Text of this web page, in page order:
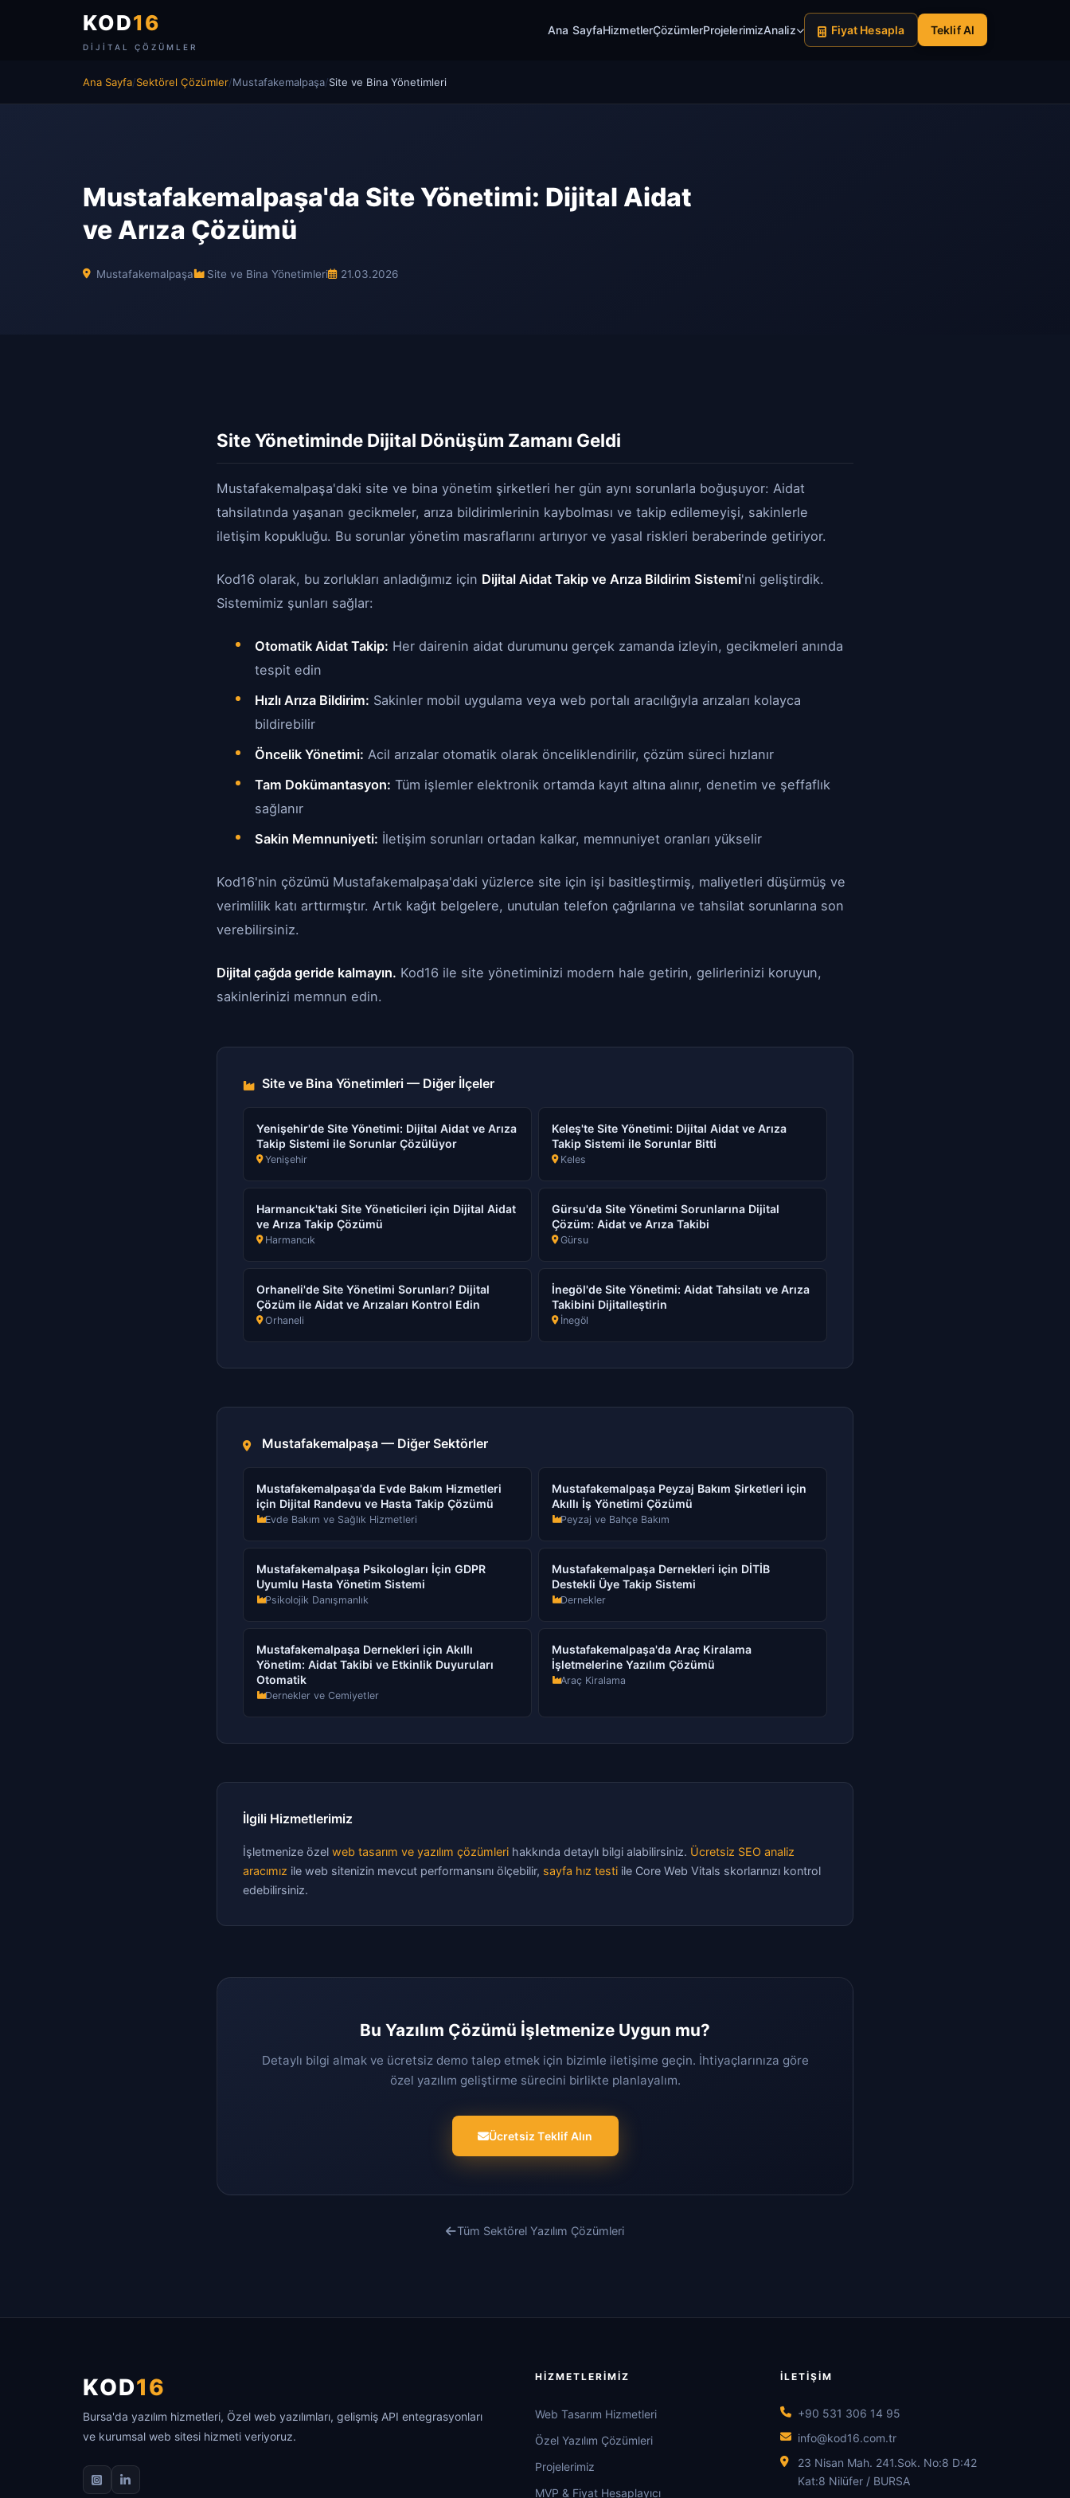
KOD16
DIJITAL ÇÖZÜMLER
Ana SayfaHizmetlerÇözümlerProjelerimizAnaliz Fiyat Hesapla Teklif Al
Ana Sayfa/Sektörel Çözümler/Mustafakemalpaşa/Site ve Bina Yönetimleri
Mustafakemalpaşa'da Site Yönetimi: Dijital Aidat
ve Arıza Çözümü
Mustafakemalpaşa Site ve Bina Yönetimleri 21.03.2026
Site Yönetiminde Dijital Dönüşüm Zamanı Geldi
Mustafakemalpaşa'daki site ve bina yönetim şirketleri her gün aynı sorunlarla boğuşuyor: Aidat
tahsilatında yaşanan gecikmeler, arıza bildirimlerinin kaybolması ve takip edilemeyişi, sakinlerle
iletişim kopukluğu. Bu sorunlar yönetim masraflarını artırıyor ve yasal riskleri beraberinde getiriyor.
Kod16 olarak, bu zorlukları anladığımız için Dijital Aidat Takip ve Arıza Bildirim Sistemi'ni geliştirdik.
Sistemimiz şunları sağlar:
Otomatik Aidat Takip: Her dairenin aidat durumunu gerçek zamanda izleyin, gecikmeleri anında
tespit edin
Hızlı Arıza Bildirim: Sakinler mobil uygulama veya web portalı aracılığıyla arızaları kolayca
bildirebilir
Öncelik Yönetimi: Acil arızalar otomatik olarak önceliklendirilir, çözüm süreci hızlanır
Tam Dokümantasyon: Tüm işlemler elektronik ortamda kayıt altına alınır, denetim ve şeffaflık
sağlanır
Sakin Memnuniyeti: İletişim sorunları ortadan kalkar, memnuniyet oranları yükselir
Kod16'nin çözümü Mustafakemalpaşa'daki yüzlerce site için işi basitleştirmiş, maliyetleri düşürmüş ve
verimlilik katı arttırmıştır. Artık kağıt belgelere, unutulan telefon çağrılarına ve tahsilat sorunlarına son
verebilirsiniz.
Dijital çağda geride kalmayın. Kod16 ile site yönetiminizi modern hale getirin, gelirlerinizi koruyun,
sakinlerinizi memnun edin.
Site ve Bina Yönetimleri — Diğer İlçeler
Yenişehir'de Site Yönetimi: Dijital Aidat ve Arıza
Takip Sistemi ile Sorunlar Çözülüyor
Yenişehir
Keleş'te Site Yönetimi: Dijital Aidat ve Arıza
Takip Sistemi ile Sorunlar Bitti
Keles
Harmancık'taki Site Yöneticileri için Dijital Aidat
ve Arıza Takip Çözümü
Harmancık
Gürsu'da Site Yönetimi Sorunlarına Dijital
Çözüm: Aidat ve Arıza Takibi
Gürsu
Orhaneli'de Site Yönetimi Sorunları? Dijital
Çözüm ile Aidat ve Arızaları Kontrol Edin
Orhaneli
İnegöl'de Site Yönetimi: Aidat Tahsilatı ve Arıza
Takibini Dijitalleştirin
İnegöl
Mustafakemalpaşa — Diğer Sektörler
Mustafakemalpaşa'da Evde Bakım Hizmetleri
için Dijital Randevu ve Hasta Takip Çözümü
Evde Bakım ve Sağlık Hizmetleri
Mustafakemalpaşa Peyzaj Bakım Şirketleri için
Akıllı İş Yönetimi Çözümü
Peyzaj ve Bahçe Bakım
Mustafakemalpaşa Psikologları İçin GDPR
Uyumlu Hasta Yönetim Sistemi
Psikolojik Danışmanlık
Mustafakemalpaşa Dernekleri için DİTİB
Destekli Üye Takip Sistemi
Dernekler
Mustafakemalpaşa Dernekleri için Akıllı
Yönetim: Aidat Takibi ve Etkinlik Duyuruları
Otomatik
Dernekler ve Cemiyetler
Mustafakemalpaşa'da Araç Kiralama
İşletmelerine Yazılım Çözümü
Araç Kiralama
İlgili Hizmetlerimiz
İşletmenize özel web tasarım ve yazılım çözümleri hakkında detaylı bilgi alabilirsiniz. Ücretsiz SEO analiz
aracımız ile web sitenizin mevcut performansını ölçebilir, sayfa hız testi ile Core Web Vitals skorlarınızı kontrol
edebilirsiniz.
Bu Yazılım Çözümü İşletmenize Uygun mu?
Detaylı bilgi almak ve ücretsiz demo talep etmek için bizimle iletişime geçin. İhtiyaçlarınıza göre
özel yazılım geliştirme sürecini birlikte planlayalım.
Ücretsiz Teklif Alın
Tüm Sektörel Yazılım Çözümleri
KOD16
Bursa'da yazılım hizmetleri, Özel web yazılımları, gelişmiş API entegrasyonları
ve kurumsal web sitesi hizmeti veriyoruz.
HIZMETLERIMIZ
Web Tasarım Hizmetleri
Özel Yazılım Çözümleri
Projelerimiz
MVP & Fiyat Hesaplayıcı
İLETIŞIM
+90 531 306 14 95
info@kod16.com.tr
23 Nisan Mah. 241.Sok. No:8 D:42
Kat:8 Nilüfer / BURSA